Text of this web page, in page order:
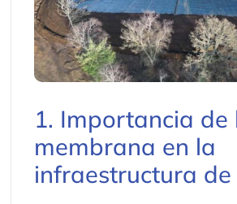
1. Importancia de
membrana en la
infraestructura de